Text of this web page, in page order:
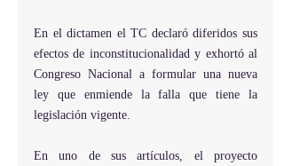
En el dictamen el TC declaró diferidos sus
efectos de inconstitucionalidad y exhortó al
Congreso Nacional a formular una nueva
ley que enmiende la falla que tiene la
legislación vigente.
En uno de sus artículos, el proyecto